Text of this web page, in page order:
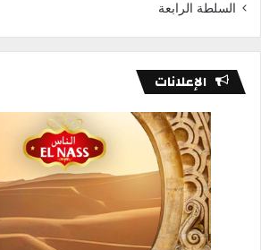
السلطة الرابعة
الإعلانات